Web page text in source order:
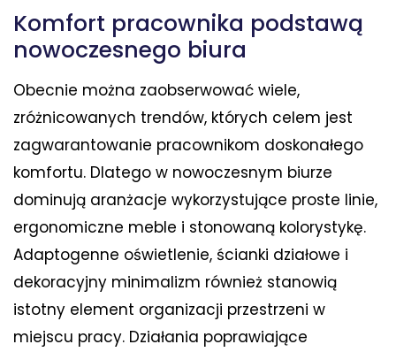
Komfort pracownika podstawą
nowoczesnego biura
Obecnie można zaobserwować wiele,
zróżnicowanych trendów, których celem jest
zagwarantowanie pracownikom doskonałego
komfortu. Dlatego w nowoczesnym biurze
dominują aranżacje wykorzystujące proste linie,
ergonomiczne meble i stonowaną kolorystykę.
Adaptogenne oświetlenie, ścianki działowe i
dekoracyjny minimalizm również stanowią
istotny element organizacji przestrzeni w
miejscu pracy. Działania poprawiające